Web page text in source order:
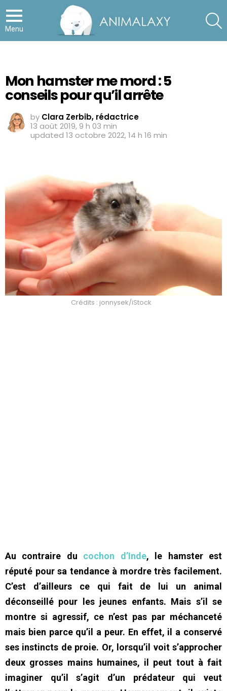
Menu
Mon hamster me mord : 5
conseils pour qu’il arrête
by Clara Zerbib, rédactrice
13 août 2019, 9 h 03 min
updated 13 octobre 2022, 14 h 16 min
Crédits : jonnysek/iStock
Au contraire du cochon d’Inde, le hamster est
réputé pour sa tendance à mordre très facilement.
C’est d’ailleurs ce qui fait de lui un animal
déconseillé pour les jeunes enfants. Mais s’il se
montre si agressif, ce n’est pas par méchanceté
mais bien parce qu’il a peur. En effet, il a conservé
ses instincts de proie. Or, lorsqu’il voit s’approcher
deux grosses mains humaines, il peut tout à fait
imaginer qu’il s’agit d’un prédateur qui veut